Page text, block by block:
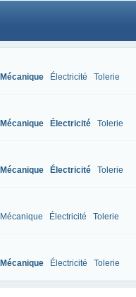
Mécanique Électricité Tolerie
Mécanique Électricité Tolerie
Mécanique Électricité Tolerie
Mécanique Électricité Tolerie
Mécanique Électricité Tolerie